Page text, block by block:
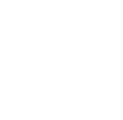
ウド(AWS,Azur
化構想支援・シ